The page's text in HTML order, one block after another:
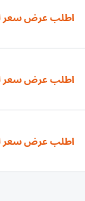
اطلب عرض سعر
اطلب عرض سعر
اطلب عرض سعر